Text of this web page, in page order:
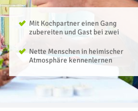
Mit Kochpartner einen Gang
zubereiten und Gast bei zwei
weiteren Gängen sein
Nette Menschen in heimischer
Atmosphäre kennenlernen